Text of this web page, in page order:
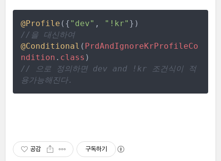
@Profile ( { " dev" , " !kr" } )
// 을 대신하여
@Conditional ( PrdAndIgnoreKrProfileCo
ndition . class )
//
으로 정의하면 dev and !kr 조건식이 적
용가능해진다.
공감 구독하기